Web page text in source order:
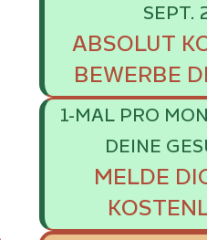
SEPT.
ABSOLUT
BEWERBE
1-MAL PRO
DEINE
MELDE